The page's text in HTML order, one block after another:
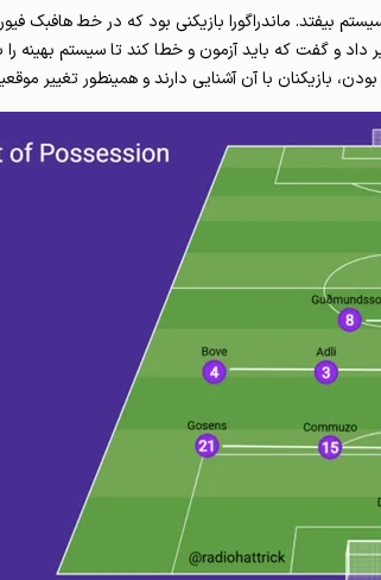
بیفتد. ماندراگورا بازیکنی بود که در خط
هوایی داشت. این شد که پالادینو سیستم پایه‌ی فیورنتینا را به ۱-۳-۲-۴ تغییر داد و گفت
بازیکنان با آن آشنایی دارند و همینطور تغییر